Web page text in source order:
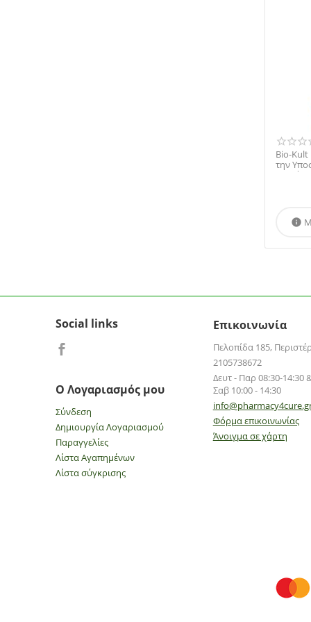
Centrum
Cosval
Cross Pharmaceuticals
CUBE
Cystiphane
Delictase
Bio-Kult
την
τη

Social links
Ο Λογαριασμός μου
Σύνδεση
Δημιουργία Λογαριασμού
Παραγγελίες
Λίστα Αγαπημένων
Λίστα σύγκρισης
Επικοινωνία
Πελοπίδα 185,
2105738672
Δευτ - Παρ 08:30-14:30
Σαβ 10:00 - 14:30
Φόρμα επικοινωνίας
Άνοιγμα σε χάρτη